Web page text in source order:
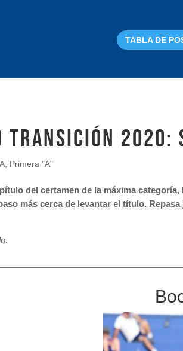
TABLA DE
Transición
Primera "A"
del certamen de la máxima
más cerca de levantar el título.